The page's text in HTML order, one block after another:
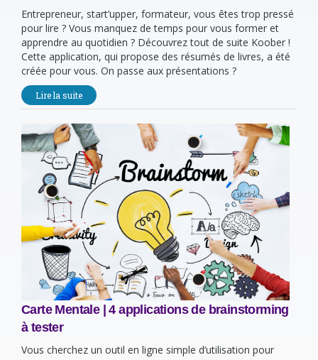
Entrepreneur, start’upper, formateur, vous êtes trop pressé
pour lire ? Vous manquez de temps pour vous former et
apprendre au quotidien ? Découvrez tout de suite Koober !
Cette application, qui propose des résumés de livres, a été
créée pour vous. On passe aux présentations ?
Lire la suite
Carte Mentale | 4 applications de brainstorming
à tester
Vous cherchez un outil en ligne simple d’utilisation pour